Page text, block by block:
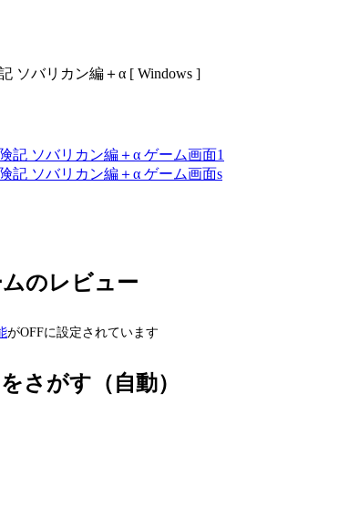
ソバリカン編＋α [ Windows ]
のレビュー
がOFFに設定されています
さがす（自動）